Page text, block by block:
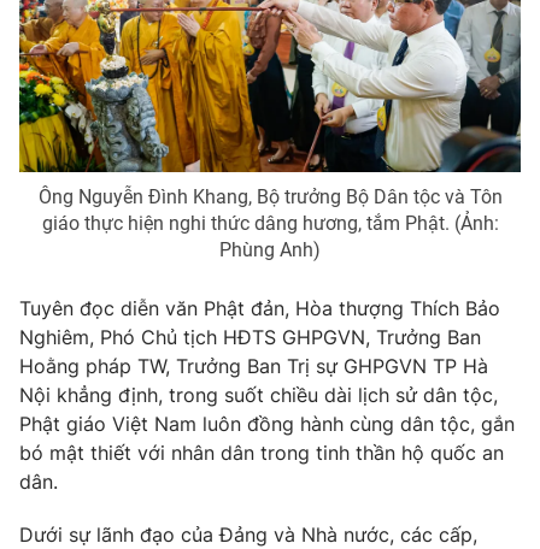
Ông Nguyễn Đình Khang, Bộ trưởng Bộ Dân tộc và Tôn
giáo thực hiện nghi thức dâng hương, tắm Phật. (Ảnh:
Phùng Anh)
Tuyên đọc diễn văn Phật đản, Hòa thượng Thích Bảo
Nghiêm, Phó Chủ tịch HĐTS GHPGVN, Trưởng Ban
Hoằng pháp TW, Trưởng Ban Trị sự GHPGVN TP Hà
Nội khẳng định, trong suốt chiều dài lịch sử dân tộc,
Phật giáo Việt Nam luôn đồng hành cùng dân tộc, gắn
bó mật thiết với nhân dân trong tinh thần hộ quốc an
dân.
Dưới sự lãnh đạo của Đảng và Nhà nước, các cấp,